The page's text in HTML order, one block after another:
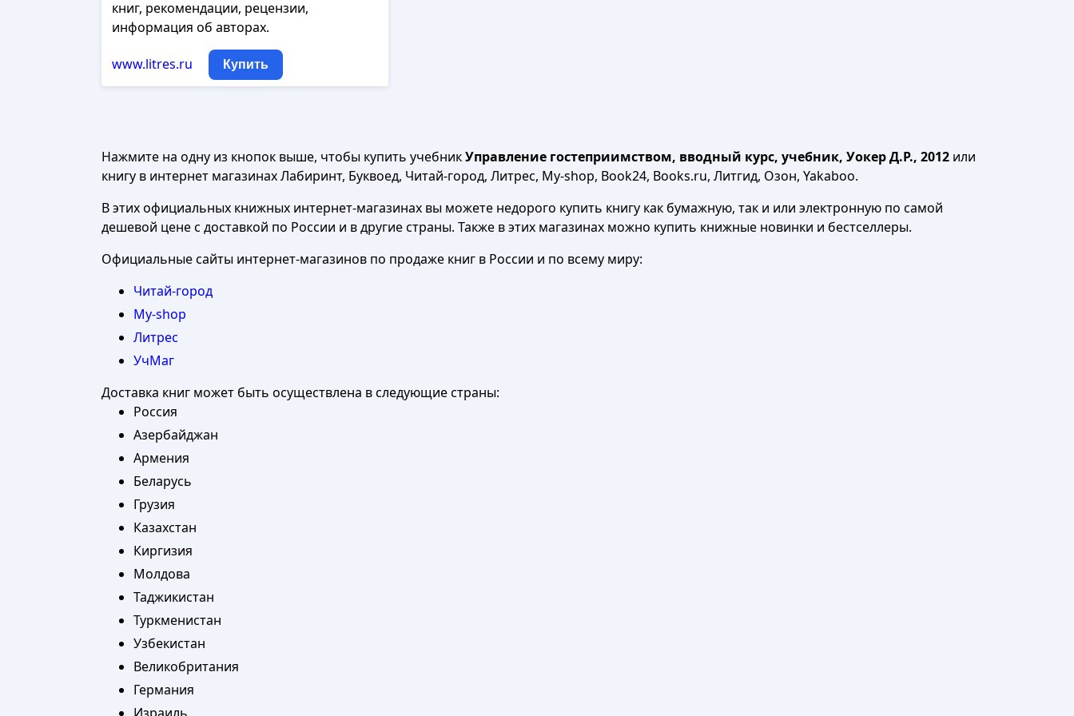
книг, рекомендации, рецензии,
информация об авторах.
www.litres.ru Купить
Нажмите на одну из кнопок выше, чтобы купить учебникУправление гостеприимством, вводный курс, учебник, Уокер Д.Р., 2012 или
книгу в интернет магазинах Лабиринт, Буквоед, Читай-город, Литрес, My-shop, Book24, Books.ru, Литгид, Озон, Yakaboo.
В этих официальных книжных интернет-магазинах вы можете недорого купить книгу как бумажную, так и или электронную по самой
дешевой цене с доставкой по России и в другие страны. Также в этих магазинах можно купить книжные новинки и бестселлеры.
Официальные сайты интернет-магазинов по продаже книг в России и по всему миру:
Читай-город
My-shop
Литрес
УчМаг
Доставка книг может быть осуществлена в следующие страны:
Россия
Азербайджан
Армения
Беларусь
Грузия
Казахстан
Киргизия
Молдова
Таджикистан
Туркменистан
Узбекистан
Великобритания
Германия